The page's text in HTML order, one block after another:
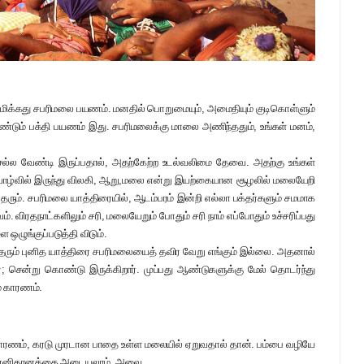
சபரிமலை பயணம். மனதில் பொறுமையும், அமைதியும் குடிகொள்ளும்
பக்தி பயணம் இது. சபரிமலைக்கு மாலை அணிந்ததும், உங்கள் மனம்,
வேண்டி இருப்பதால், அதற்கேற்ற உடல்வலிமை தேவை. அதற்கு உங்கள்
இருந்து விலகி, ஆறு,மலை என்று இயற்கையான சூழலில் மலையேறி
சபரிமலை யாத்திரையில், ஆடம்பரம் இன்றி எல்லா பக்தர்களும் சமமாக
சரி, மலையேறும் போதும் சரி நாம் எப்போதும் உச்சரிப்பது
விடும்.
புனித யாத்திரை சபரிமலையைத் தவிர வேறு எங்கும் இல்லை. அதனால்
சென்று கொண்டு இருக்கிறார். முப்பது ஆண்டுகளுக்கு மேல் தொடர்ந்து
காரணம்.
கரடு முரடான பாதை உள்ள மலையில் ஏறுவதால் தான். பம்பை வழியே